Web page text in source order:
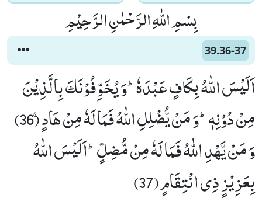
بِسْمِ اللّٰهِ الرَّحْمٰنِ الرَّحِیْمِ
39.36-37
اَلَیْسَ اللّٰهُ بِكَافٍ عَبْدَهٗؕ-وَ یُخَوِّفُوْنَكَ بِالَّذِیْنَ
مِنْ دُوْنِهٖؕ-وَ مَنْ یُّضْلِلِ اللّٰهُ فَمَا لَهٗ مِنْ هَادٍۚ (36)
وَ مَنْ یَّهْدِ اللّٰهُ فَمَا لَهٗ مِنْ مُّضِلٍّؕ-اَلَیْسَ اللّٰهُ
بِعَزِیْزٍ ذِی انْتِقَامٍ(37)